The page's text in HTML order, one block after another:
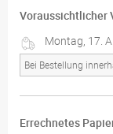
Voraussichtlicher
Montag, 17.
Bei Bestellung
Errechnetes